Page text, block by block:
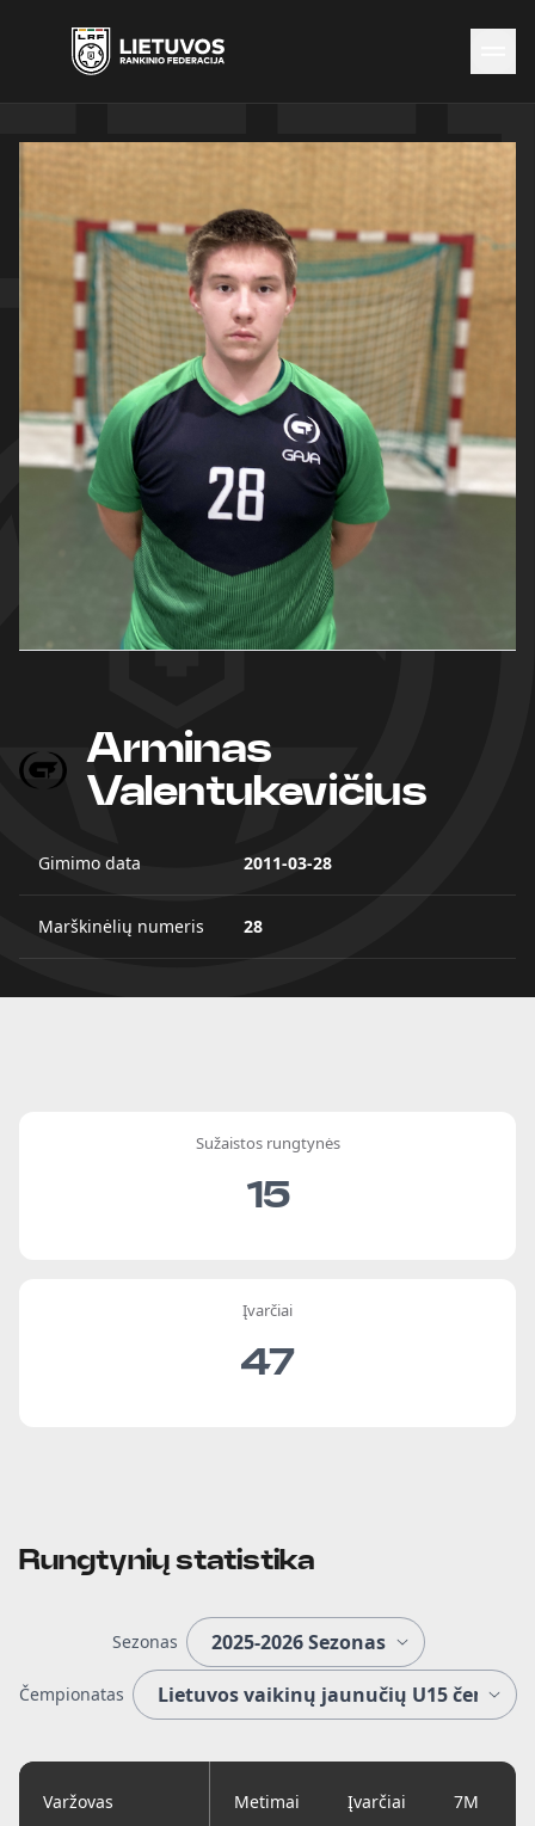
Naujienos
Čempionatai
Kontaktai
Antidopingas
Arminas
Valentukevičius
Gimimo data 2011-03-28
Marškinėlių numeris 28
Sužaistos rungtynės
15
Įvarčiai
47
Rungtynių statistika
Sezonas
Čempionatas
Varžovas Metimai Įvarčiai 7M